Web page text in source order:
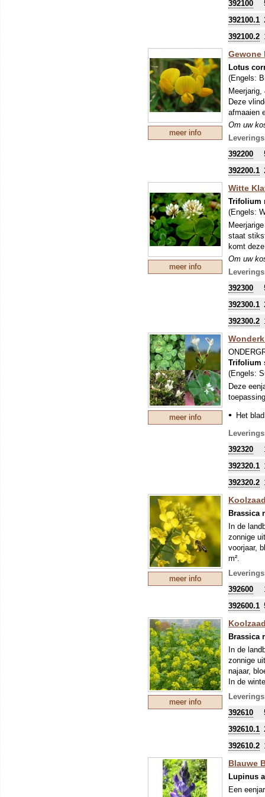
sommige
392100
392100.1
392100.2
meer info
Gewone
Lotus
(Engels:
Deze
afmaaien
Om uw
zo'n
sommige
392200
392200.1
meer info
Witte
Trifolium
(Engels:
staat
komt
Om uw
zo'n
sommige
392300
392300.1
392300.2
meer info
Trifolium
(Engels:
Deze
Het
Door
de
met
op de
Zowel
het
Het
zal
Als
Als
de
Kortom:
ook tot
Om uw
zo'n
sommige
392320
392320.1
392320.2
meer info
Brassica
In de
zonnige
voorjaar,
m².
Om uw
sommige
392600
392600.1
meer info
Brassica
In de
zonnige
najaar,
In de
voeding.
zo'n
sommige
392610
392610.1
392610.2
Blauwe
Lupinus
Een